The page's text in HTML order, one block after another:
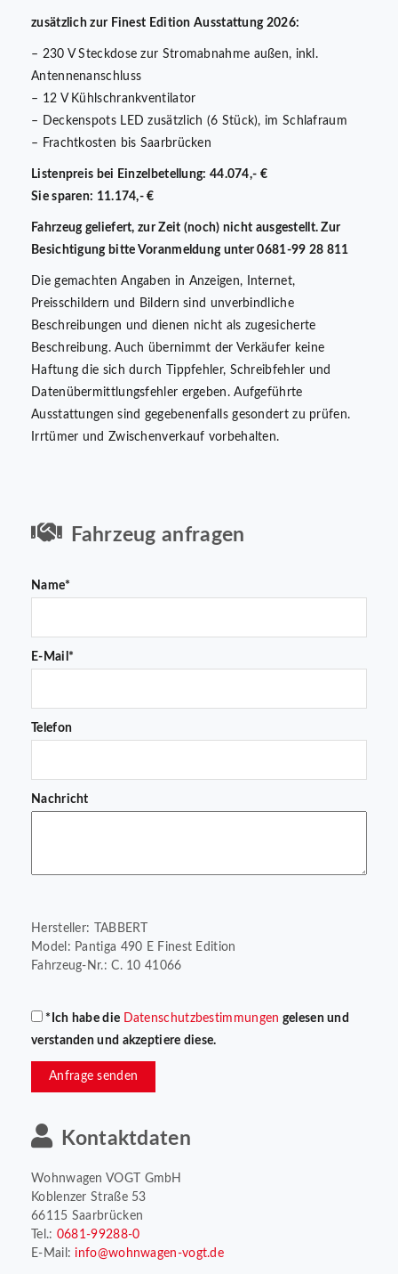
zusätzlich zur Finest Edition Ausstattung 2026:
– 230 V Steckdose zur Stromabnahme außen, inkl.
Antennenanschluss
– 12 V Kühlschrankventilator
– Deckenspots LED zusätzlich (6 Stück), im Schlafraum
– Frachtkosten bis Saarbrücken
Listenpreis bei Einzelbetellung: 44.074,- €
Sie sparen: 11.174,- €
Fahrzeug geliefert, zur Zeit (noch) nicht ausgestellt. Zur
Besichtigung bitte Voranmeldung unter 0681-99 28 811
Die gemachten Angaben in Anzeigen, Internet,
Preisschildern und Bildern sind unverbindliche
Beschreibungen und dienen nicht als zugesicherte
Beschreibung. Auch übernimmt der Verkäufer keine
Haftung die sich durch Tippfehler, Schreibfehler und
Datenübermittlungsfehler ergeben. Aufgeführte
Ausstattungen sind gegebenenfalls gesondert zu prüfen.
Irrtümer und Zwischenverkauf vorbehalten.
Fahrzeug anfragen
Name*
E-Mail*
Telefon
Nachricht
Hersteller: TABBERT
Model: Pantiga 490 E Finest Edition
Fahrzeug-Nr.: C. 10 41066
*Ich habe die Datenschutzbestimmungen gelesen und
verstanden und akzeptiere diese.
Anfrage senden
Kontaktdaten
Wohnwagen VOGT GmbH
Koblenzer Straße 53
66115 Saarbrücken
Tel.: 0681-99288-0
E-Mail: info@wohnwagen-vogt.de